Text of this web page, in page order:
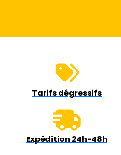
Tarifs dégressifs
Expédition 24h-48h